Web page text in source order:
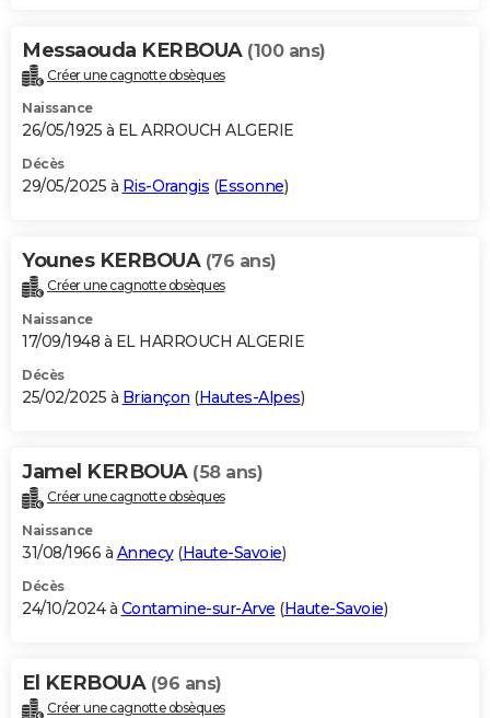
Messaouda KERBOUA (100 ans)
Créer une cagnotte obsèques
Naissance
26/05/1925 à EL ARROUCH ALGERIE
Décès
29/05/2025 à Ris-Orangis (Essonne)
Younes KERBOUA (76 ans)
Créer une cagnotte obsèques
Naissance
17/09/1948 à EL HARROUCH ALGERIE
Décès
25/02/2025 à Briançon (Hautes-Alpes)
Jamel KERBOUA (58 ans)
Créer une cagnotte obsèques
Naissance
31/08/1966 à Annecy(Haute-Savoie)
Décès
24/10/2024 à Contamine-sur-Arve (Haute-Savoie)
El KERBOUA (96 ans)
Créer une cagnotte obsèques